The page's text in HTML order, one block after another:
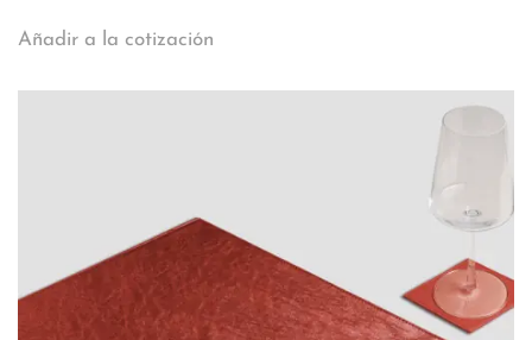
Añadir a la cotización